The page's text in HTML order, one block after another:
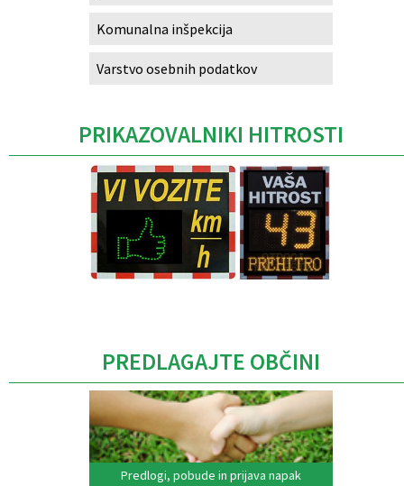
Komunalna inšpekcija
Varstvo osebnih podatkov
PRIKAZOVALNIKI HITROSTI
PREDLAGAJTE OBČINI
Predlogi, pobude in prijava napak